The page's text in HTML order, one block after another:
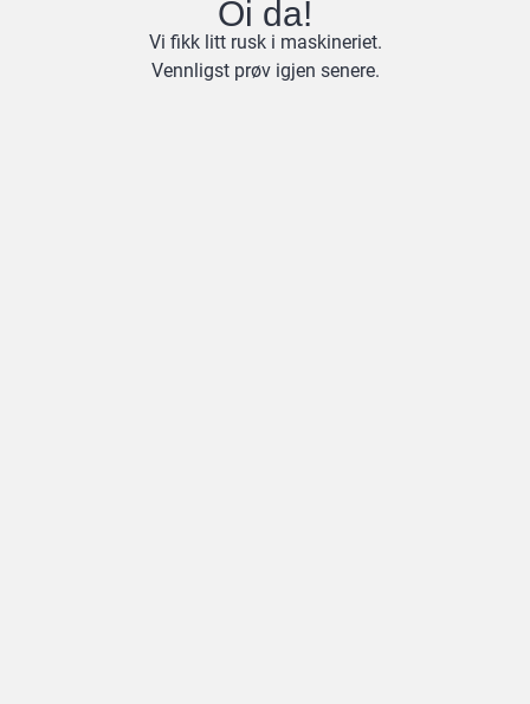
Oi da!
Vi fikk litt rusk i maskineriet.
Vennligst prøv igjen senere.